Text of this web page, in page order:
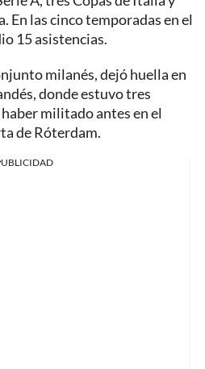
En las cinco temporadas en el
15 asistencias.
milanés, dejó huella en
donde estuvo tres
militado antes en el
de Róterdam.